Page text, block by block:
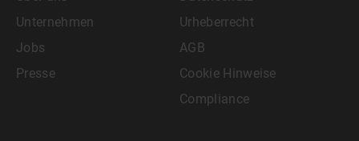
Unternehmen
Jobs
Presse
Urheberrecht
AGB
Cookie Hinweise
Compliance